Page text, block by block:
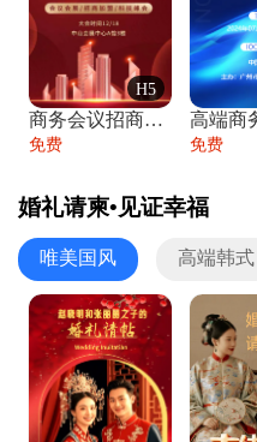
H5
商务会议招商展会科技峰会邀请函年会邀请
免费 免费
婚礼请柬•见证幸福
唯美国风 高端韩式